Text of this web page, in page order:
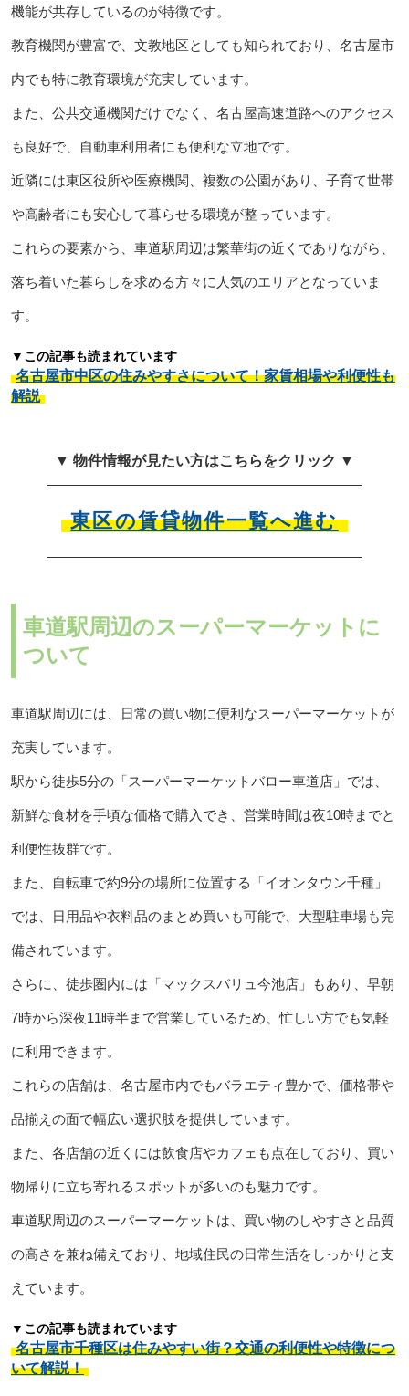
機能が共存しているのが特徴です。
教育機関が豊富で、文教地区としても知られており、名古屋市
内でも特に教育環境が充実しています。
また、公共交通機関だけでなく、名古屋高速道路へのアクセス
も良好で、自動車利用者にも便利な立地です。
近隣には東区役所や医療機関、複数の公園があり、子育て世帯
や高齢者にも安心して暮らせる環境が整っています。
これらの要素から、車道駅周辺は繁華街の近くでありながら、
落ち着いた暮らしを求める方々に人気のエリアとなっていま
す。
▼この記事も読まれています
名古屋市中区の住みやすさについて！家賃相場や利便性も
解説
▼ 物件情報が見たい方はこちらをクリック ▼
東区の賃貸物件一覧へ進む
車道駅周辺のスーパーマーケットに
ついて
車道駅周辺には、日常の買い物に便利なスーパーマーケットが
充実しています。
駅から徒歩5分の「スーパーマーケットバロー車道店」では、
新鮮な食材を手頃な価格で購入でき、営業時間は夜10時までと
利便性抜群です。
また、自転車で約9分の場所に位置する「イオンタウン千種」
では、日用品や衣料品のまとめ買いも可能で、大型駐車場も完
備されています。
さらに、徒歩圏内には「マックスバリュ今池店」もあり、早朝
7時から深夜11時半まで営業しているため、忙しい方でも気軽
に利用できます。
これらの店舗は、名古屋市内でもバラエティ豊かで、価格帯や
品揃えの面で幅広い選択肢を提供しています。
また、各店舗の近くには飲食店やカフェも点在しており、買い
物帰りに立ち寄れるスポットが多いのも魅力です。
車道駅周辺のスーパーマーケットは、買い物のしやすさと品質
の高さを兼ね備えており、地域住民の日常生活をしっかりと支
えています。
▼この記事も読まれています
名古屋市千種区は住みやすい街？交通の利便性や特徴につ
いて解説！